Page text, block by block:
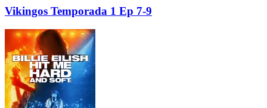
Vikingos Temporada 1 Ep 7-9